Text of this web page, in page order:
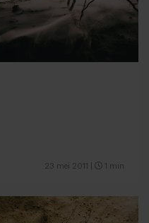
23 mei 2011 1 min